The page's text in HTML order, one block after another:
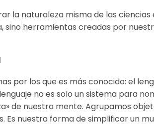
la naturaleza misma de las ciencias
sino herramientas creadas por
por los que es más conocido: el
no es solo un sistema para
de nuestra mente. Agrupamos
Es nuestra forma de simplificar un